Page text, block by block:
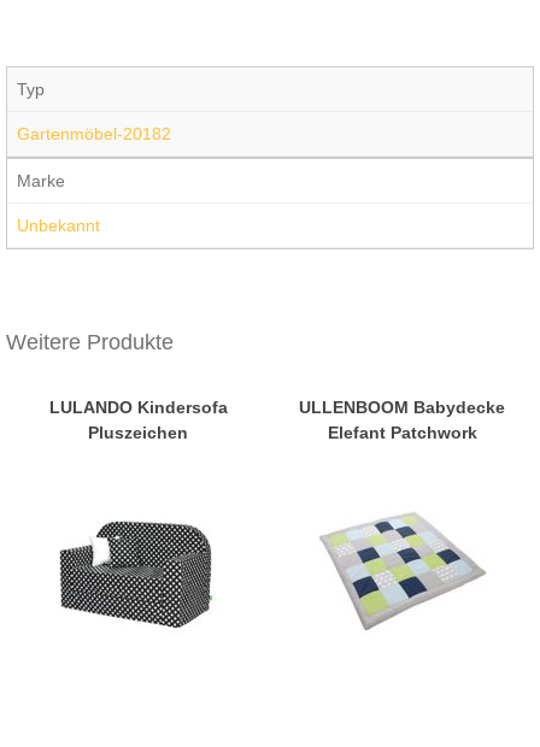
Typ
Gartenmöbel-20182
Marke
Unbekannt
Weitere Produkte
LULANDO Kindersofa
Pluszeichen
ULLENBOOM Babydecke
Elefant Patchwork